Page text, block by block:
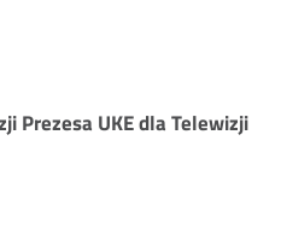
Prezesa UKE dla Telewizji